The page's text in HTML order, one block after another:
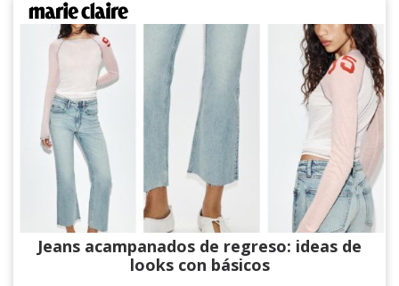
Jeans acampanados de regreso: ideas de
looks con básicos